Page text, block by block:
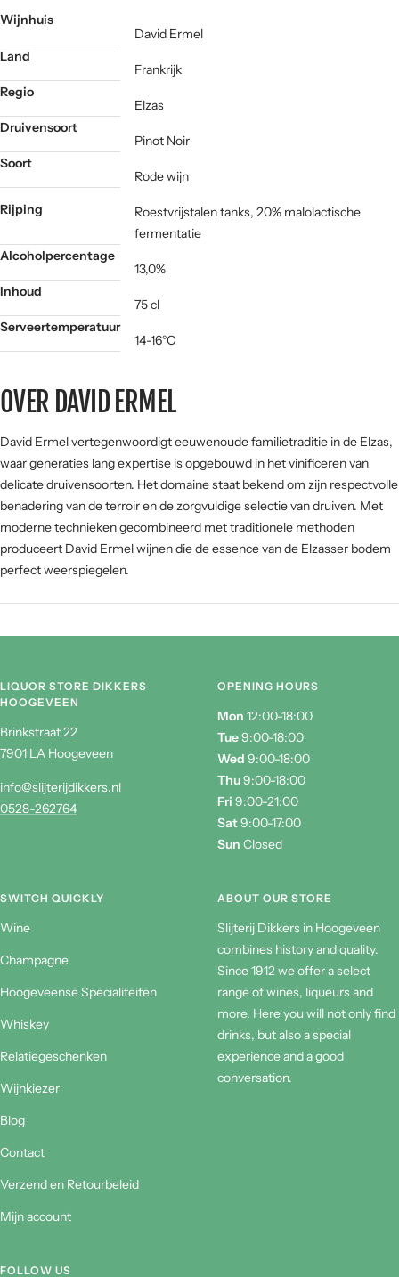
Wijnhuis
David Ermel
Land
Frankrijk
Regio
Elzas
Druivensoort
Pinot Noir
Soort
Rode wijn
Rijping
Roestvrijstalen tanks, 20% malolactische
fermentatie
Alcoholpercentage
13,0%
Inhoud
75 cl
Serveertemperatuur
14-16°C
OVER DAVID ERMEL
David Ermel vertegenwoordigt eeuwenoude familietraditie in de Elzas,
waar generaties lang expertise is opgebouwd in het vinificeren van
delicate druivensoorten. Het domaine staat bekend om zijn respectvolle
benadering van de terroir en de zorgvuldige selectie van druiven. Met
moderne technieken gecombineerd met traditionele methoden
produceert David Ermel wijnen die de essence van de Elzasser bodem
perfect weerspiegelen.
LIQUOR STORE DIKKERS
HOOGEVEEN
Brinkstraat 22
7901 LA Hoogeveen
info@slijterijdikkers.nl
0528-262764
OPENING HOURS
Mon 12:00-18:00
Tue9:00-18:00
Wed 9:00-18:00
Thu9:00-18:00
Fri 9:00-21:00
Sat9:00-17:00
Sun Closed
SWITCH QUICKLY
Wine
Champagne
Hoogeveense Specialiteiten
Whiskey
Relatiegeschenken
Wijnkiezer
Blog
Contact
Verzend en Retourbeleid
Mijn account
ABOUT OUR STORE
Slijterij Dikkers in Hoogeveen
combines history and quality.
Since 1912 we offer a select
range of wines, liqueurs and
more. Here you will not only find
drinks, but also a special
experience and a good
conversation.
FOLLOW US